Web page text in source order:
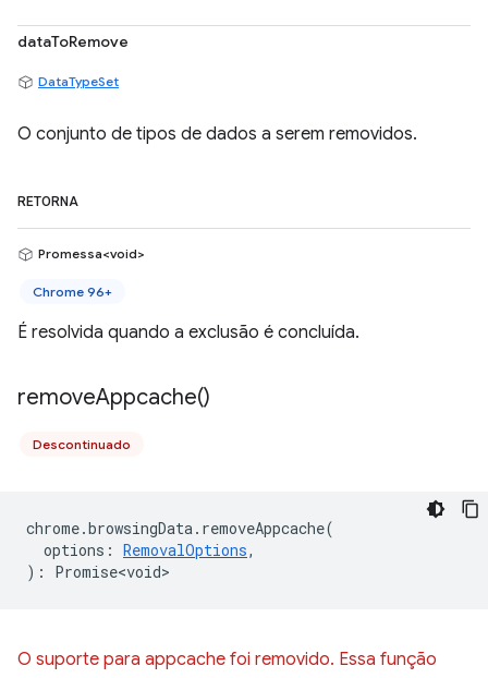
dataToRemove
DataTypeSet
O conjunto de tipos de dados a serem removidos.
RETORNA
Promessa<void>
Chrome 96+
É resolvida quando a exclusão é concluída.
removeAppcache()
Descontinuado
chrome.browsingData. removeAppcache(
options : RemovalOptions,
) : Promise<void>
O suporte para appcache foi removido. Essa função